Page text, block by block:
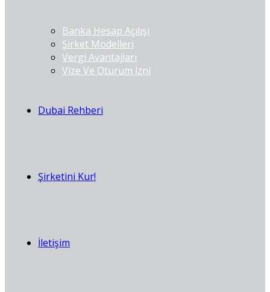
Banka Hesap Açılışı
Şirket Modelleri
Vergi Avantajları
Vize Ve Oturum İzni
Dubai Rehberi
Şirketini Kur!
İletişim